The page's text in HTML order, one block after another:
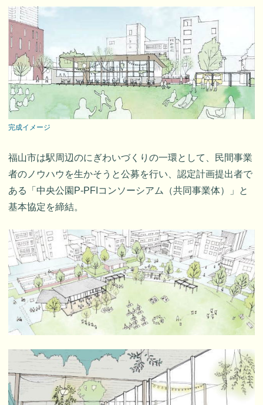
完成イメージ
福山市は駅周辺のにぎわいづくりの一環として、民間事業
者のノウハウを生かそうと公募を行い、認定計画提出者で
ある「中央公園P-PFIコンソーシアム（共同事業体）」と
基本協定を締結。